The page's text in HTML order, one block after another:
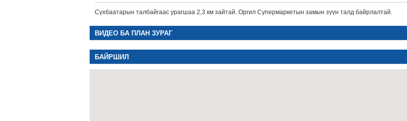
Сүхбаатарын талбайгаас урагшаа 2,3 км зайтай. Оргил Супермаркетын замын зүүн талд байрлалтай.
ВИДЕО БА ПЛАН ЗУРАГ
БАЙРШИЛ